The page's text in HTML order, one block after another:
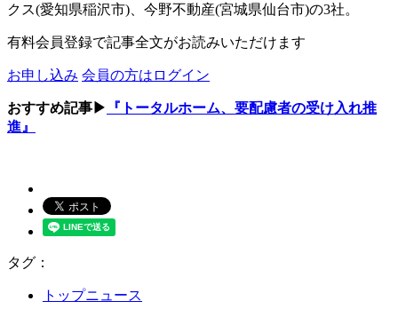
クス(愛知県稲沢市)、今野不動産(宮城県仙台市)の3社。
有料会員登録で記事全文がお読みいただけます
お申し込み 会員の方はログイン
おすすめ記事▶
『トータルホーム、要配慮者の受け入れ推
進』
タグ：
トップニュース